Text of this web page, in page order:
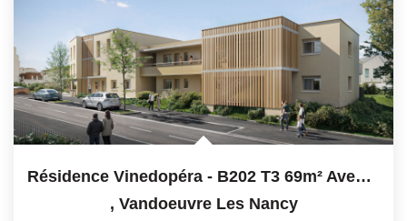
Résidence Vinedopéra - B202 T3 69m² Avec Balcon
, Vandoeuvre Les Nancy